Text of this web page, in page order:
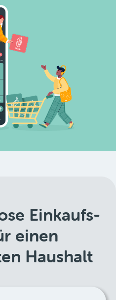
Einkaufs-
einen
Haushalt